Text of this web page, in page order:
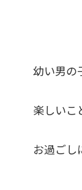
幼い男の
楽しいこ
お過ご